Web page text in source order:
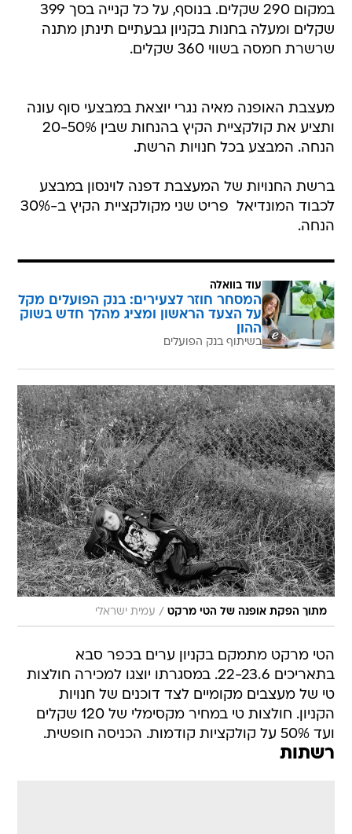
במקום 290 שקלים. בנוסף, על כל קנייה בסך 399
שקלים ומעלה בחנות בקניון גבעתיים תינתן מתנה 
שרשרת חמסה בשווי 360 שקלים.
מעצבת האופנה מאיה נגרי יוצאת במבצעי סוף עונה
ותציע את קולקציית הקיץ בהנחות שבין 20-50%
הנחה. המבצע בכל חנויות הרשת.
ברשת החנויות של המעצבת דפנה לוינסון במבצע
לכבוד המונדיאל  פריט שני מקולקציית הקיץ ב-30%
הנחה.
עוד בוואלה
המסחר חוזר לצעירים: בנק הפועלים מקל
על הצעד הראשון ומציג מהלך חדש בשוק
ההון
בשיתוף בנק הפועלים
מתוך הפקת אופנה של הטי מרקט / עמית ישראלי
הטי מרקט מתמקם בקניון ערים בכפר סבא
בתאריכים 22-23.6. במסגרתו יוצגו למכירה חולצות
טי של מעצבים מקומיים לצד דוכנים של חנויות
הקניון. חולצות טי במחיר מקסימלי של 120 שקלים
ועד 50% על קולקציות קודמות. הכניסה חופשית.
רשתות